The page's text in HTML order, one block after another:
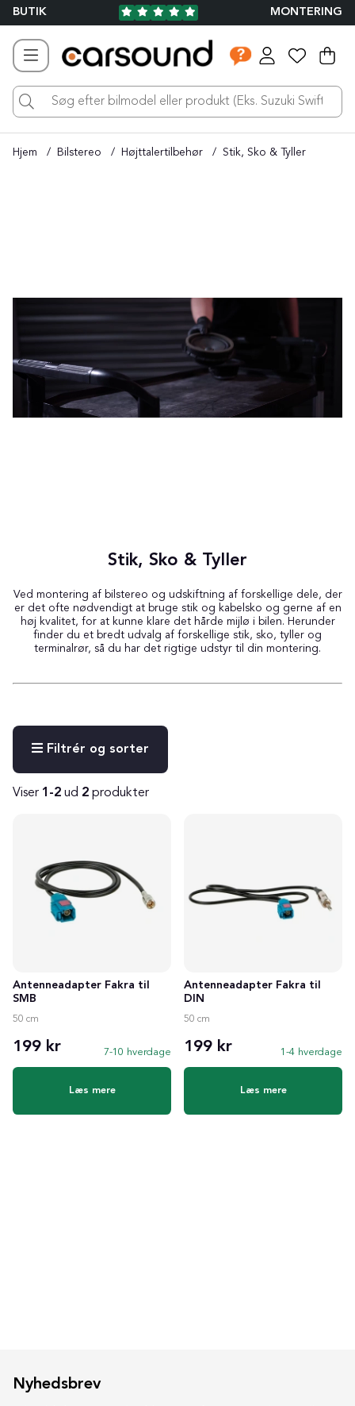
BUTIK MONTERING
.
Hjem Bilstereo Højttalertilbehør Stik, Sko & Tyller
Stik, Sko & Tyller
Ved montering af bilstereo og udskiftning af forskellige dele, der
er det ofte nødvendigt at bruge stik og kabelsko og gerne af en
høj kvalitet, for at kunne klare det hårde mijlø i bilen. Herunder
finder du et bredt udvalg af forskellige stik, sko, tyller og
terminalrør, så du har det rigtige udstyr til din montering.
Filtrér og sorter
Viser 1-2 ud 2 produkter
Antenneadapter Fakra til
SMB
50 cm
199 kr 7-10 hverdage
Læs mere
Antenneadapter Fakra til
DIN
50 cm
199 kr 1-4 hverdage
Læs mere
Nyhedsbrev